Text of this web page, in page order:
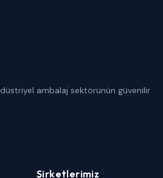
ambalaj sektörünün güvenilir
Şirketlerimiz